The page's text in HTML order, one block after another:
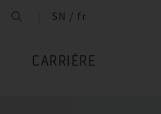
SN / fr
CARRIÈRE